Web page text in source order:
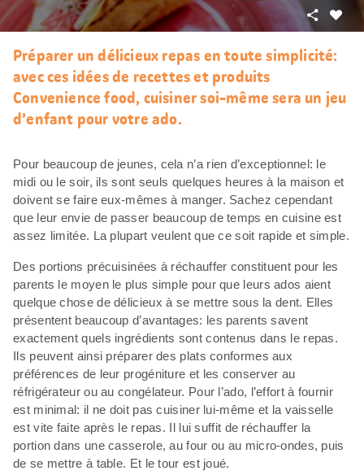
Partager
Préparer un délicieux repas en toute simplicité:
avec ces idées de recettes et produits
Convenience food, cuisiner soi-même sera un jeu
d’enfant pour votre ado.
Pour beaucoup de jeunes, cela n’a rien d’exceptionnel: le
midi ou le soir, ils sont seuls quelques heures à la maison et
doivent se faire eux-mêmes à manger. Sachez cependant
que leur envie de passer beaucoup de temps en cuisine est
assez limitée. La plupart veulent que ce soit rapide et simple.
Des portions précuisinées à réchauffer constituent pour les
parents le moyen le plus simple pour que leurs ados aient
quelque chose de délicieux à se mettre sous la dent. Elles
présentent beaucoup d’avantages: les parents savent
exactement quels ingrédients sont contenus dans le repas.
Ils peuvent ainsi préparer des plats conformes aux
préférences de leur progéniture et les conserver au
réfrigérateur ou au congélateur. Pour l’ado, l’effort à fournir
est minimal: il ne doit pas cuisiner lui-même et la vaisselle
est vite faite après le repas. Il lui suffit de réchauffer la
portion dans une casserole, au four ou au micro-ondes, puis
de se mettre à table. Et le tour est joué.